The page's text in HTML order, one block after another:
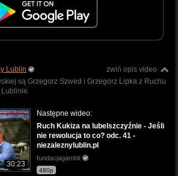
zwiń opis video
Lublin
są Grzegorz Szwed i Grzegorz Lipka z Ruchu
30:23
Następne wideo:
Ruch Kukiza na lubelszczyźnie - Jeśli
nie rewolucja to co? odc. 41 -
niezaleznylublin.pl
fundacjagambit
480p